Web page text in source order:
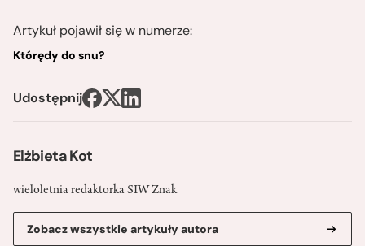
Elżbieta Kot
wieloletnia redaktorka SIW Znak
Zobacz wszystkie artykuły autora
Artykuł pojawił się w numerze:
Którędy do snu?
Udostępnij